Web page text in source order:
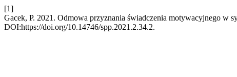
[1]
Gacek, P. 2021. Odmowa przyznania świadczenia motywacyjnego w
DOI:https://doi.org/10.14746/spp.2021.2.34.2.